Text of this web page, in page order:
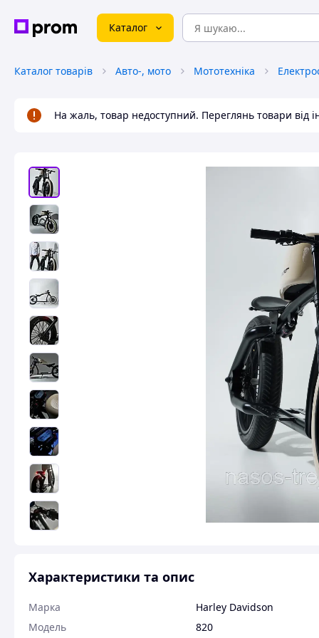
Каталог
Каталог товарів Авто-, мото Мототехніка
На жаль, товар недоступний. Переглянь товари від
Характеристики та опис
Марка
Harley Davidson
Модель
820